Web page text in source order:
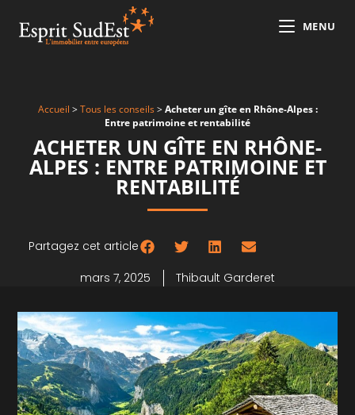
MENU
Accueil >Tous les conseils>Acheter un gîte en Rhône-Alpes :
Entre patrimoine et rentabilité
ACHETER UN GÎTE EN RHÔNE-
ALPES : ENTRE PATRIMOINE ET
RENTABILITÉ
Partagez cet article
mars 7, 2025
Thibault Garderet